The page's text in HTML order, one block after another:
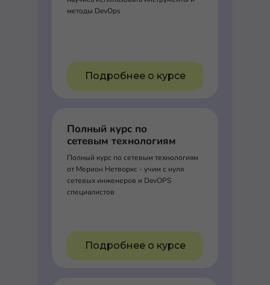
методы DevOps
Подробнее о курсе
Полный курс по
сетевым технологиям
Полный курс по сетевым технологиям
от Мерион Нетворкс - учим с нуля
сетевых инженеров и DevOPS
специалистов
Подробнее о курсе